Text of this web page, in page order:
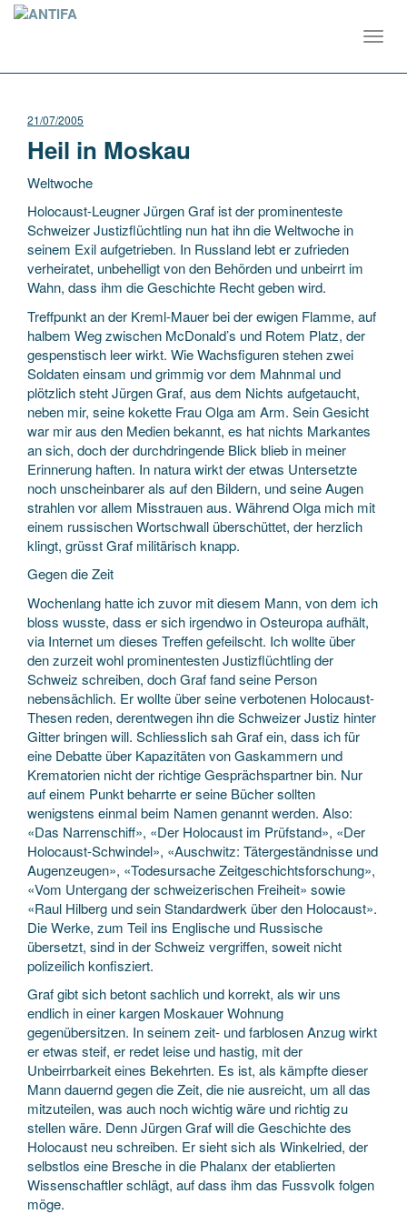
21/07/2005
Heil in Moskau
Weltwoche
Holocaust-Leugner Jürgen Graf ist der prominenteste
Schweizer Justizflüchtling nun hat ihn die Weltwoche in
seinem Exil aufgetrieben. In Russland lebt er zufrieden
verheiratet, unbehelligt von den Behörden und unbeirrt im
Wahn, dass ihm die Geschichte Recht geben wird.
Treffpunkt an der Kreml-Mauer bei der ewigen Flamme, auf
halbem Weg zwischen McDonald’s und Rotem Platz, der
gespenstisch leer wirkt. Wie Wachsfiguren stehen zwei
Soldaten einsam und grimmig vor dem Mahnmal und
plötzlich steht Jürgen Graf, aus dem Nichts aufgetaucht,
neben mir, seine kokette Frau Olga am Arm. Sein Gesicht
war mir aus den Medien bekannt, es hat nichts Markantes
an sich, doch der durchdringende Blick blieb in meiner
Erinnerung haften. In natura wirkt der etwas Untersetzte
noch unscheinbarer als auf den Bildern, und seine Augen
strahlen vor allem Misstrauen aus. Während Olga mich mit
einem russischen Wortschwall überschüttet, der herzlich
klingt, grüsst Graf militärisch knapp.
Gegen die Zeit
Wochenlang hatte ich zuvor mit diesem Mann, von dem ich
bloss wusste, dass er sich irgendwo in Osteuropa aufhält,
via Internet um dieses Treffen gefeilscht. Ich wollte über
den zurzeit wohl prominentesten Justizflüchtling der
Schweiz schreiben, doch Graf fand seine Person
nebensächlich. Er wollte über seine verbotenen Holocaust-
Thesen reden, derentwegen ihn die Schweizer Justiz hinter
Gitter bringen will. Schliesslich sah Graf ein, dass ich für
eine Debatte über Kapazitäten von Gaskammern und
Krematorien nicht der richtige Gesprächspartner bin. Nur
auf einem Punkt beharrte er seine Bücher sollten
wenigstens einmal beim Namen genannt werden. Also:
«Das Narrenschiff», «Der Holocaust im Prüfstand», «Der
Holocaust-Schwindel», «Auschwitz: Tätergeständnisse und
Augenzeugen», «Todesursache Zeitgeschichtsforschung»,
«Vom Untergang der schweizerischen Freiheit» sowie
«Raul Hilberg und sein Standardwerk über den Holocaust».
Die Werke, zum Teil ins Englische und Russische
übersetzt, sind in der Schweiz vergriffen, soweit nicht
polizeilich konfisziert.
Graf gibt sich betont sachlich und korrekt, als wir uns
endlich in einer kargen Moskauer Wohnung
gegenübersitzen. In seinem zeit- und farblosen Anzug wirkt
er etwas steif, er redet leise und hastig, mit der
Unbeirrbarkeit eines Bekehrten. Es ist, als kämpfte dieser
Mann dauernd gegen die Zeit, die nie ausreicht, um all das
mitzuteilen, was auch noch wichtig wäre und richtig zu
stellen wäre. Denn Jürgen Graf will die Geschichte des
Holocaust neu schreiben. Er sieht sich als Winkelried, der
selbstlos eine Bresche in die Phalanx der etablierten
Wissenschaftler schlägt, auf dass ihm das Fussvolk folgen
möge.